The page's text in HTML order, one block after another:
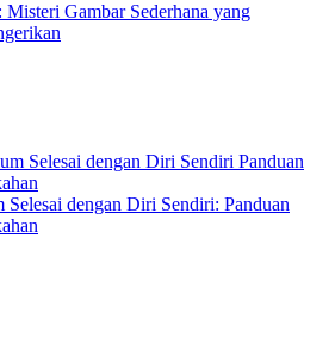
Gambar Sederhana yang
Selesai dengan Diri Sendiri: Panduan